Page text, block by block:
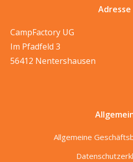
Adresse
CampFactory UG
Im Pfadfeld 3
56412 Nentershausen
Allgemeine